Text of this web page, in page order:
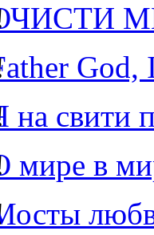
God,
на свити
мире в